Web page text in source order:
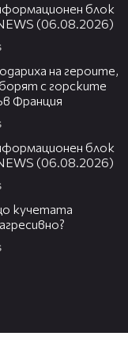
блок
(06.08.2026)
на героите,
с горските
Франция
блок
(06.08.2026)
кучетата